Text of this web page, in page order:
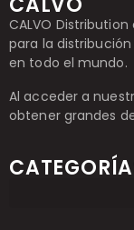
CALVO
para la
en todo el mundo.
Al acceder a
obtener grandes